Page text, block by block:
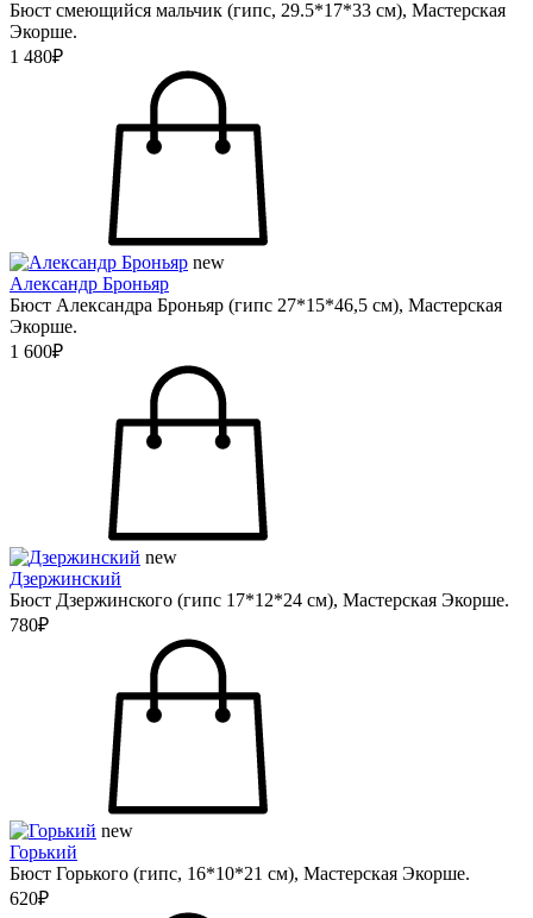
Бюст смеющийся мальчик (гипс, 29.5*17*33 см), Мастерская
Экорше.
1 480₽
new
Александр Броньяр
Бюст Александра Броньяр (гипс 27*15*46,5 см), Мастерская
Экорше.
1 600₽
new
Дзержинский
Бюст Дзержинского (гипс 17*12*24 см), Мастерская Экорше.
780₽
new
Горький
Бюст Горького (гипс, 16*10*21 см), Мастерская Экорше.
620₽